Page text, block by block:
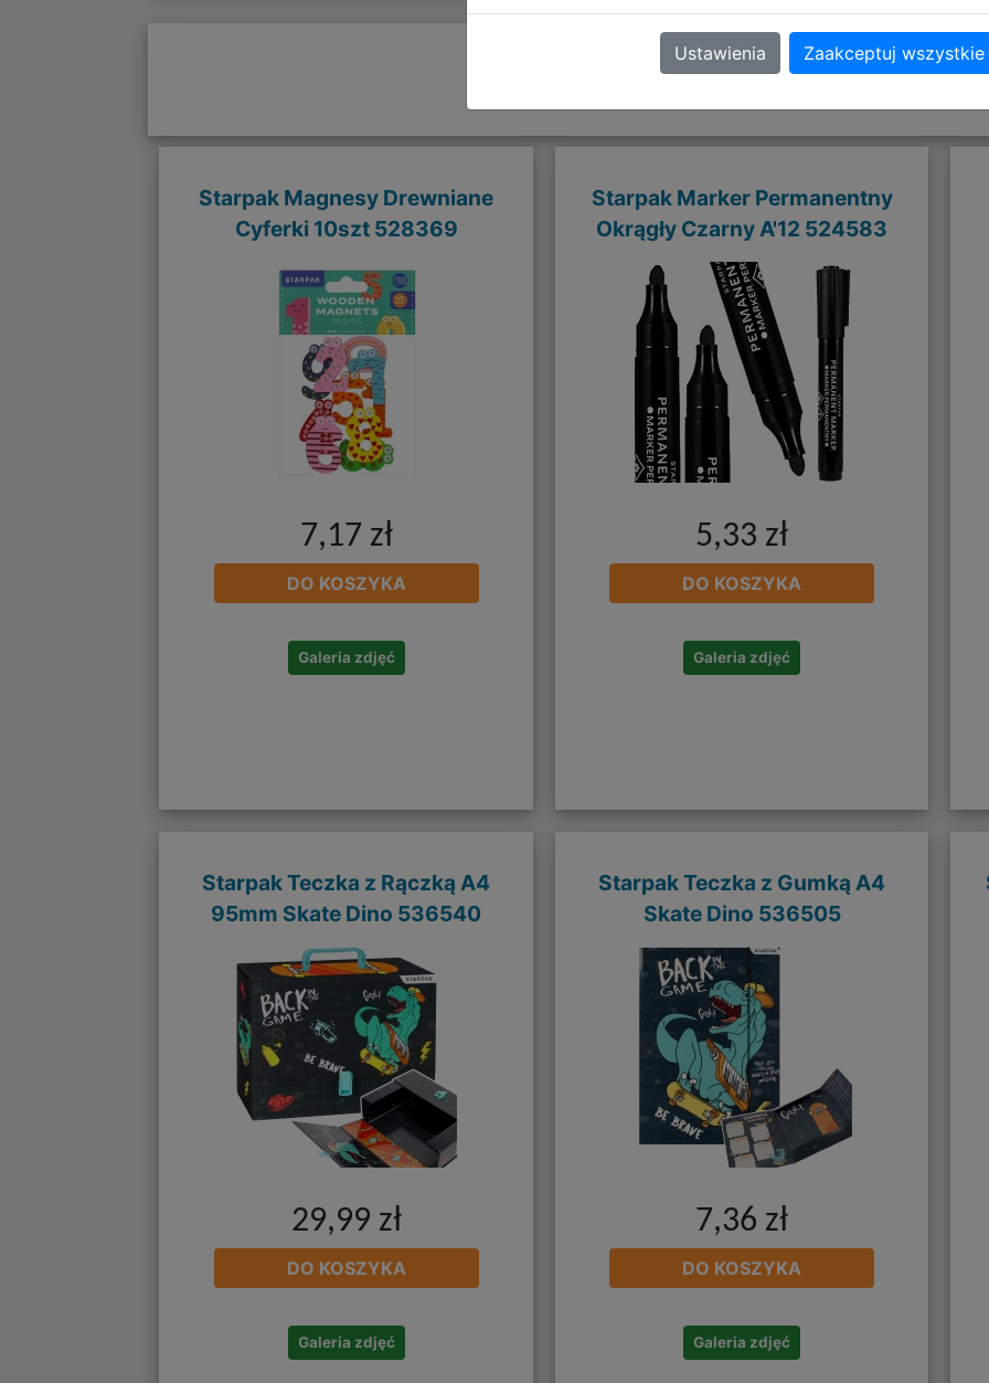
Polecane
Starpak Magnesy Drewniane
Cyferki 10szt 528369
7,17 zł
DO KOSZYKA
Galeria zdjęć
Starpak Marker Permanentny
Okrągły Czarny A'12 524583
5,33 zł
DO KOSZYKA
Galeria zdjęć
Starpak Teczka z Rączką A4
95mm Skate Dino 536540
29,99 zł
DO KOSZYKA
Galeria zdjęć
Starpak Teczka z Gumką A4
Skate Dino 536505
7,36 zł
DO KOSZYKA
Galeria zdjęć
Ustawienia Zaakceptuj wszystkie